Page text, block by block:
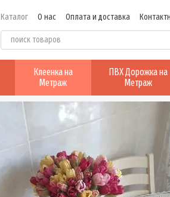
Каталог О нас Оплата и доставка
Клеенка на
Метраж
ПВХ Дорожка на
Метраж